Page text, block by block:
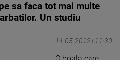
sa faca tot mai multe
Un studiu
14-05-2012 | 11:30